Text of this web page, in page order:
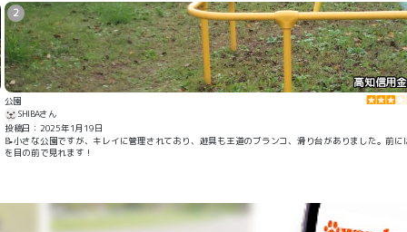
2
高知信用
公園
SHIBAさん
投稿日：2025年1月19日
📝小さな公園ですが、キレイに管理されており、遊具も王道のブランコ、滑り台がありました。前
を目の前で見れます！